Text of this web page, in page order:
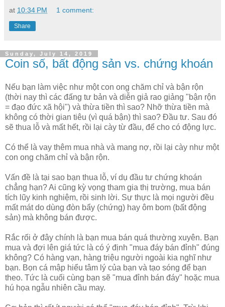
at 10:34 PM 1 comment:
Share
Sunday, July 14, 2019
Coin số, bất động sản vs. chứng khoán
Nếu bạn làm việc như một con ong chăm chỉ và bận rộn
(thời nay thì các đấng tư bản và diễn giả rao giảng "bận rộn
= đạo đức xã hội") và thừa tiền thì sao? Nhỡ thừa tiền mà
không có thời gian tiêu (vì quá bận) thì sao? Đầu tư. Sau đó
sẽ thua lỗ và mất hết, rồi lại cày từ đầu, để cho có động lực.
Có thể là vay thêm mua nhà và mang nợ, rồi lại cày như một
con ong chăm chỉ và bận rộn.
Vấn đề là tại sao bạn thua lỗ, ví dụ đầu tư chứng khoán
chẳng hạn? Ai cũng kỳ vọng tham gia thị trường, mua bán
tích lũy kinh nghiệm, rồi sinh lời. Sự thực là mọi người đều
mất mát do dùng đòn bẩy (chứng) hay ôm bom (bất động
sản) mà không bán được.
Rắc rối ở đây chính là bạn mua bán quá thường xuyên. Bạn
mua và đợi lên giá tức là có ý định "mua đáy bán đỉnh" đúng
không? Có hàng vạn, hàng triệu người ngoài kia nghĩ như
bạn. Bọn cá mập hiểu tâm lý của bạn và tạo sóng để bạn
theo. Tức là cuối cùng bạn sẽ "mua đỉnh bán đáy" hoặc mua
hú họa ngẫu nhiên cầu may.